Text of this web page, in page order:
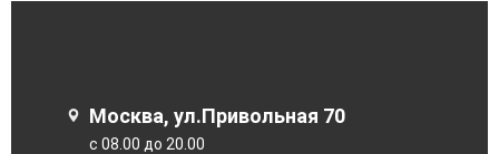
Москва, ул.Привольная 70
с 08.00 до 20.00